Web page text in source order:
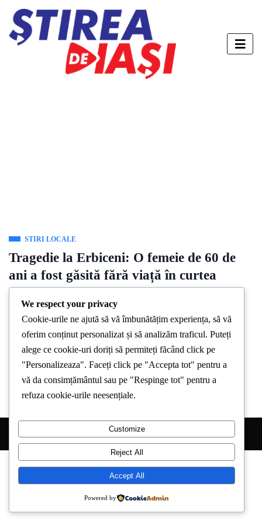
STIRI LOCALE
Tragedie la Erbiceni: O femeie de 60 de
ani a fost găsită fără viață în curtea
casei sale
Stirea De Iasi December 16, 2024
În această după-amiază, o femeie de aproximativ 60 de ani, din
localitatea Erbiceni, a fost găsită fără viață în curtea
Copyright © 2026 Stirea de Iasi. All Right Reserved.
We respect your privacy
Cookie-urile ne ajută să vă îmbunătățim experiența, să vă
oferim conținut personalizat și să analizăm traficul. Puteți
alege ce cookie-uri doriți să permiteți făcând click pe
"Personalizeaza". Faceți click pe "Accepta tot" pentru a
vă da consimțământul sau pe "Respinge tot" pentru a
refuza cookie-urile neesențiale.
Customize
Reject All
Accept All
Powered by